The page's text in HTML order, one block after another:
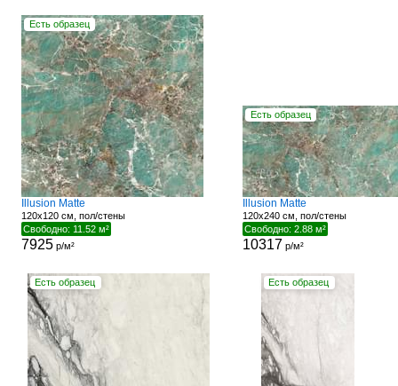
Есть образец
Illusion Matte
120x120 см, пол/стены
Свободно: 11.52 м²
7925р/м²
Есть образец
Illusion Matte
120x240 см, пол/стены
Свободно: 2.88 м²
10317 р/м²
Есть образец Есть образец